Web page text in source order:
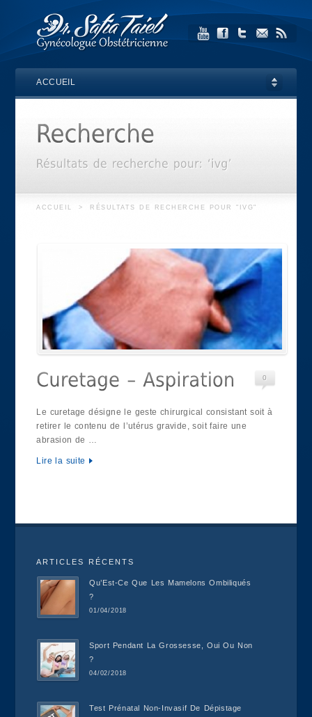
ACCUEIL
ACCUEIL > RÉSULTATS DE RECHERCHE POUR "IVG"
0
Le curetage désigne le geste chirurgical consistant soit à
retirer le contenu de l’utérus gravide, soit faire une
abrasion de …
Lire la suite
ARTICLES RÉCENTS
Qu’Est-Ce Que Les Mamelons Ombiliqués
?
01/04/2018
Sport Pendant La Grossesse, Oui Ou Non
?
04/02/2018
Test Prénatal Non-Invasif De Dépistage